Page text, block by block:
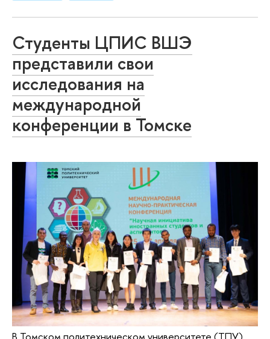
Студенты ЦПИС ВШЭ
представили свои
исследования на
международной
конференции в Томске